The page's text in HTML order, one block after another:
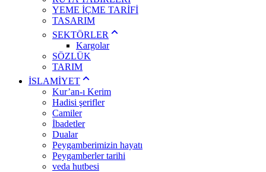
YEME İÇME TARİFİ
TASARIM
SEKTÖRLER
Kargolar
SÖZLÜK
TARIM
İSLAMİYET
Kur’an-ı Kerim
Hadisi şerifler
Camiler
İbadetler
Dualar
Peygamberimizin hayatı
Peygamberler tarihi
veda hutbesi